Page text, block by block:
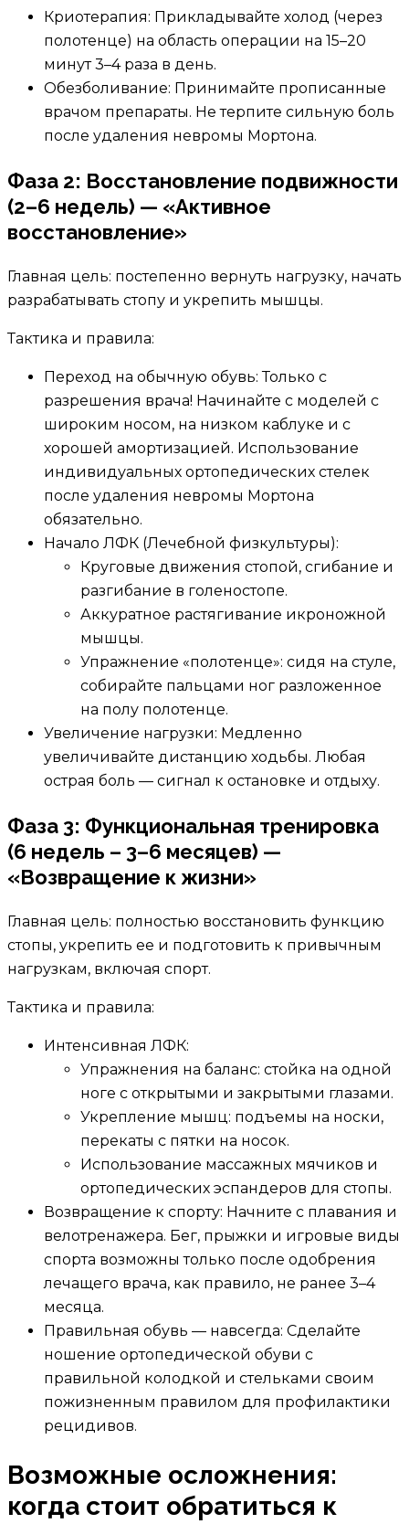
Криотерапия: Прикладывайте холод (через
полотенце) на область операции на 15–20
минут 3–4 раза в день.
Обезболивание: Принимайте прописанные
врачом препараты. Не терпите сильную боль
после удаления невромы Мортона.
Фаза 2: Восстановление подвижности
(2–6 недель) — «Активное
восстановление»
Главная цель: постепенно вернуть нагрузку, начать
разрабатывать стопу и укрепить мышцы.
Тактика и правила:
Переход на обычную обувь: Только с
разрешения врача! Начинайте с моделей с
широким носом, на низком каблуке и с
хорошей амортизацией. Использование
индивидуальных ортопедических стелек
после удаления невромы Мортона
обязательно.
Начало ЛФК (Лечебной физкультуры):
Круговые движения стопой, сгибание и
разгибание в голеностопе.
Аккуратное растягивание икроножной
мышцы.
Упражнение «полотенце»: сидя на стуле,
собирайте пальцами ног разложенное
на полу полотенце.
Увеличение нагрузки: Медленно
увеличивайте дистанцию ходьбы. Любая
острая боль — сигнал к остановке и отдыху.
Фаза 3: Функциональная тренировка
(6 недель – 3–6 месяцев) —
«Возвращение к жизни»
Главная цель: полностью восстановить функцию
стопы, укрепить ее и подготовить к привычным
нагрузкам, включая спорт.
Тактика и правила:
Интенсивная ЛФК:
Упражнения на баланс: стойка на одной
ноге с открытыми и закрытыми глазами.
Укрепление мышц: подъемы на носки,
перекаты с пятки на носок.
Использование массажных мячиков и
ортопедических эспандеров для стопы.
Возвращение к спорту: Начните с плавания и
велотренажера. Бег, прыжки и игровые виды
спорта возможны только после одобрения
лечащего врача, как правило, не ранее 3–4
месяца.
Правильная обувь — навсегда: Сделайте
ношение ортопедической обуви с
правильной колодкой и стельками своим
пожизненным правилом для профилактики
рецидивов.
Возможные осложнения:
когда стоит обратиться к